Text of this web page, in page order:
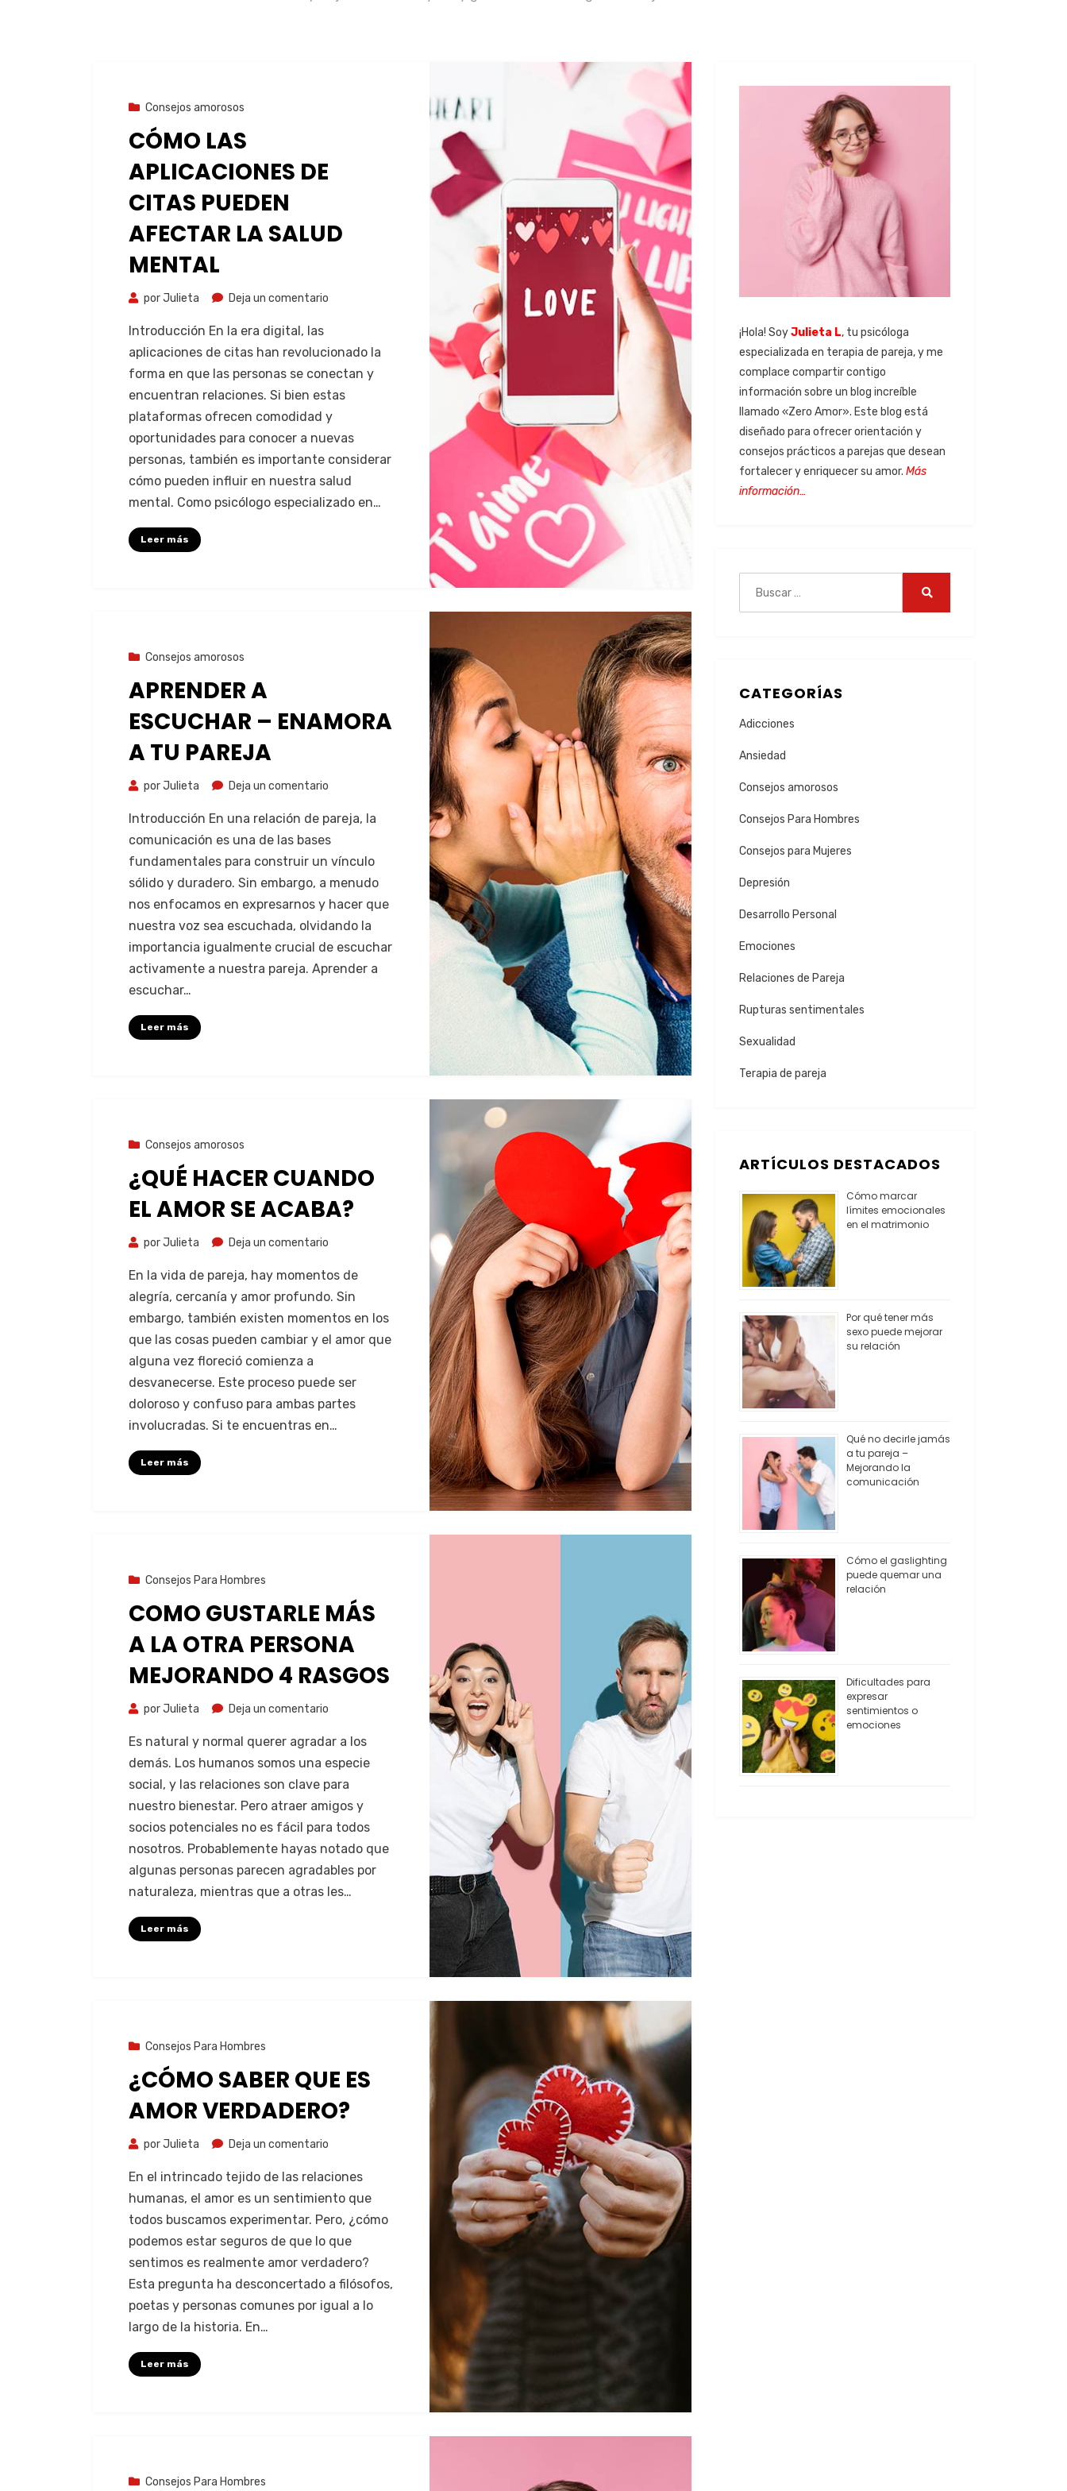
9 de agosto de 2023
Consejos amorosos
CÓMO LAS
APLICACIONES DE
CITAS PUEDEN
AFECTAR LA SALUD
MENTAL
porJulieta Deja un comentario
Introducción En la era digital, las
aplicaciones de citas han revolucionado la
forma en que las personas se conectan y
encuentran relaciones. Si bien estas
plataformas ofrecen comodidad y
oportunidades para conocer a nuevas
personas, también es importante considerar
cómo pueden influir en nuestra salud
mental. Como psicólogo especializado en…
Leer más
9 de agosto de 2023
Consejos amorosos
APRENDER A
ESCUCHAR – ENAMORA
A TU PAREJA
porJulieta Deja un comentario
Introducción En una relación de pareja, la
comunicación es una de las bases
fundamentales para construir un vínculo
sólido y duradero. Sin embargo, a menudo
nos enfocamos en expresarnos y hacer que
nuestra voz sea escuchada, olvidando la
importancia igualmente crucial de escuchar
activamente a nuestra pareja. Aprender a
escuchar…
Leer más
8 de agosto de 2023
Consejos amorosos
¿QUÉ HACER CUANDO
EL AMOR SE ACABA?
porJulieta Deja un comentario
En la vida de pareja, hay momentos de
alegría, cercanía y amor profundo. Sin
embargo, también existen momentos en los
que las cosas pueden cambiar y el amor que
alguna vez floreció comienza a
desvanecerse. Este proceso puede ser
doloroso y confuso para ambas partes
involucradas. Si te encuentras en…
Leer más
8 de agosto de 2023
Consejos Para Hombres
COMO GUSTARLE MÁS
A LA OTRA PERSONA
MEJORANDO 4 RASGOS
porJulieta Deja un comentario
Es natural y normal querer agradar a los
demás. Los humanos somos una especie
social, y las relaciones son clave para
nuestro bienestar. Pero atraer amigos y
socios potenciales no es fácil para todos
nosotros. Probablemente hayas notado que
algunas personas parecen agradables por
naturaleza, mientras que a otras les…
Leer más
7 de agosto de 2023
Consejos Para Hombres
¿CÓMO SABER QUE ES
AMOR VERDADERO?
porJulieta Deja un comentario
En el intrincado tejido de las relaciones
humanas, el amor es un sentimiento que
todos buscamos experimentar. Pero, ¿cómo
podemos estar seguros de que lo que
sentimos es realmente amor verdadero?
Esta pregunta ha desconcertado a filósofos,
poetas y personas comunes por igual a lo
largo de la historia. En…
Leer más
7 de agosto de 2023
Consejos Para Hombres
¡Hola! SoyJulieta L, tu psicóloga
especializada en terapia de pareja, y me
complace compartir contigo
información sobre un blog increíble
llamado «Zero Amor». Este blog está
diseñado para ofrecer orientación y
consejos prácticos a parejas que desean
fortalecer y enriquecer su amor. Más
información…
CATEGORÍAS
Adicciones
Ansiedad
Consejos amorosos
Consejos Para Hombres
Consejos para Mujeres
Depresión
Desarrollo Personal
Emociones
Relaciones de Pareja
Rupturas sentimentales
Sexualidad
Terapia de pareja
ARTÍCULOS DESTACADOS
Cómo marcar
límites emocionales
en el matrimonio
Por qué tener más
sexo puede mejorar
su relación
Qué no decirle jamás
a tu pareja –
Mejorando la
comunicación
Cómo el gaslighting
puede quemar una
relación
Dificultades para
expresar
sentimientos o
emociones